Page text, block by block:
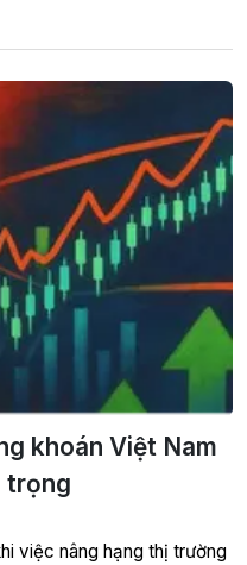
khoán Việt Nam
trọng
việc nâng hạng thị trường